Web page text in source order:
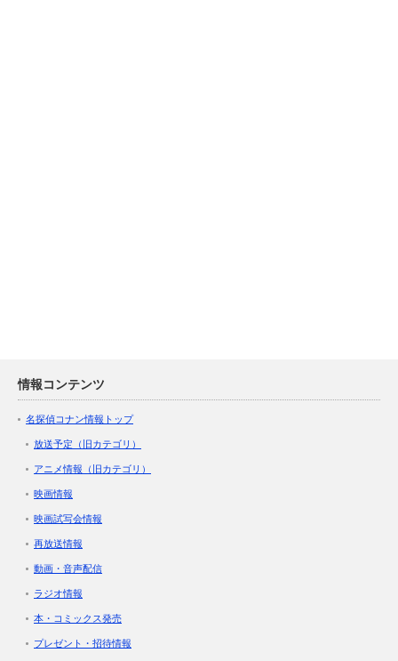
情報コンテンツ
名探偵コナン情報トップ
放送予定（旧カテゴリ）
アニメ情報（旧カテゴリ）
映画情報
映画試写会情報
再放送情報
動画・音声配信
ラジオ情報
本・コミックス発売
プレゼント・招待情報